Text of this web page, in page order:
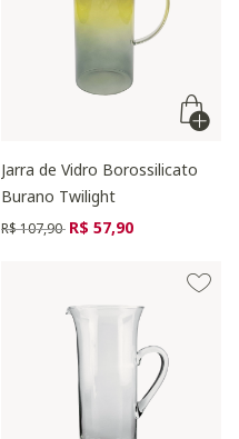
Jarra de Vidro Borossilicato
Burano Twilight
Preço reduzido de
R$ 107,90 para
R$ 57,90